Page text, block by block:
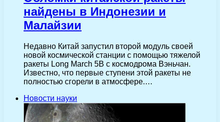
найдены в Индонезии и
Малайзии
Недавно Китай запустил второй модуль своей
новой космической станции с помощью тяжелой
ракеты Long March 5B с космодрома Вэньчан.
Известно, что первые ступени этой ракеты не
полностью сгорели в атмосфере.…
Новости науки